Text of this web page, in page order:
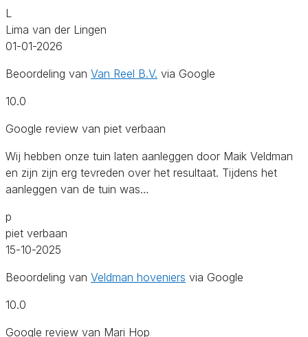
L
Lima van der Lingen
01-01-2026
Beoordeling van Van Reel B.V. via Google
10.0
Google review van piet verbaan
Wij hebben onze tuin laten aanleggen door Maik Veldman
en zijn zijn erg tevreden over het resultaat. Tijdens het
aanleggen van de tuin was…
p
piet verbaan
15-10-2025
Beoordeling van Veldman hoveniers via Google
10.0
Google review van Mari Hop